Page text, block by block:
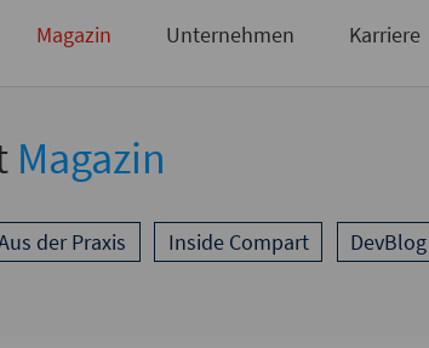
Zugangsdaten anfordern
Magazin Unternehmen Karriere
Magazin
der Praxis Inside Compart DevBlog